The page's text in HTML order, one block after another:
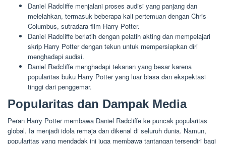
Daniel Radcliffe menjalani proses audisi yang panjang dan
melelahkan, termasuk beberapa kali pertemuan dengan Chris
Columbus, sutradara film Harry Potter.
Daniel Radcliffe berlatih dengan pelatih akting dan mempelajari
skrip Harry Potter dengan tekun untuk mempersiapkan diri
menghadapi audisi.
Daniel Radcliffe menghadapi tekanan yang besar karena
popularitas buku Harry Potter yang luar biasa dan ekspektasi
tinggi dari penggemar.
Popularitas dan Dampak Media
Peran Harry Potter membawa Daniel Radcliffe ke puncak popularitas
global. Ia menjadi idola remaja dan dikenal di seluruh dunia. Namun,
popularitas yang mendadak ini juga membawa tantangan tersendiri bagi